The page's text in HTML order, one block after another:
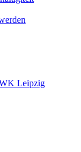
Leipzig